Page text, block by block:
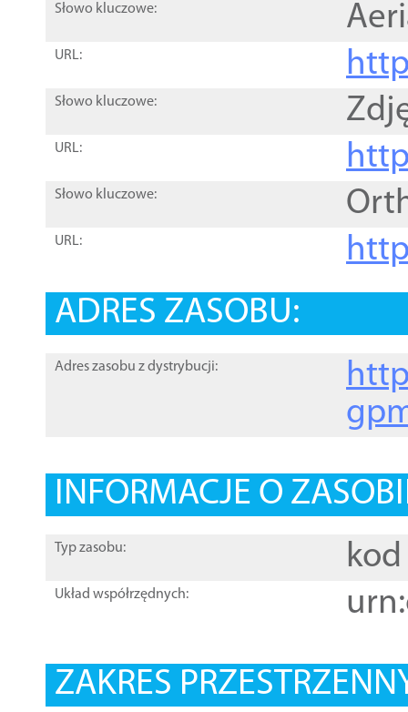
Słowo kluczowe:
URL:
Słowo kluczowe:
URL:
Słowo kluczowe:
URL:
ADRES ZASOBU:
Adres zasobu z dystrybucji:
INFORMACJE O
Typ zasobu: kod
Układ współrzędnych:
ZAKRES